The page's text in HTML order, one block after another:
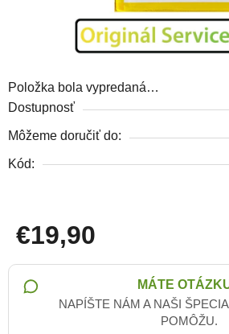
Položka bola vypredaná…
Dostupnosť
Môžeme doručiť do:
Kód:
€19,90
MÁTE
NAPÍŠTE NÁM A NAŠI
POMÔŽU.